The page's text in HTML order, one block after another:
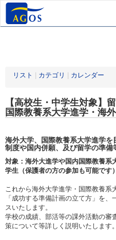
リスト カテゴリ カレンダー
【高校生・中学生対象】
国際教養系大学進学・海
海外大学、国際教養系大学進学
制度や国内併願、及び留学の準備
対象：海外大進学や国内国際教養系
学生（保護者の方の参加も可能です）
これから海外大学進学・国際教養系
「成功する準備計画の立て方」を
スいたします。
学校の成績、部活等の課外活動の審
策について等詳しく説明いたします。